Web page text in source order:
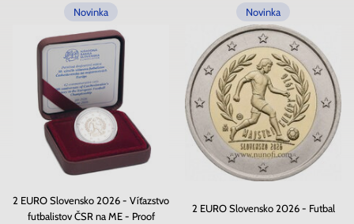
Novinka
2 EURO Slovensko 2026 - Víťazstvo
futbalistov ČSR na ME - Proof
Novinka
2 EURO Slovensko 2026 - Futbal